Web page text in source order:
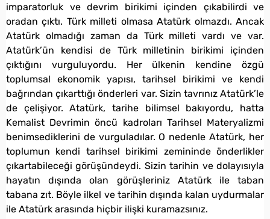
imparatorluk ve devrim birikimi içinden çıkabilirdi ve
oradan çıktı. Türk milleti olmasa Atatürk olmazdı. Ancak
Atatürk olmadığı zaman da Türk milleti vardı ve var.
Atatürk’ün kendisi de Türk milletinin birikimi içinden
çıktığını vurguluyordu. Her ülkenin kendine özgü
toplumsal ekonomik yapısı, tarihsel birikimi ve kendi
bağrından çıkarttığı önderleri var. Sizin tavrınız Atatürk’le
de çelişiyor. Atatürk, tarihe bilimsel bakıyordu, hatta
Kemalist Devrimin öncü kadroları Tarihsel Materyalizmi
benimsediklerini de vurguladılar. O nedenle Atatürk, her
toplumun kendi tarihsel birikimi zemininde önderlikler
çıkartabileceği görüşündeydi. Sizin tarihin ve dolayısıyla
hayatın dışında olan görüşleriniz Atatürk ile taban
tabana zıt. Böyle ilkel ve tarihin dışında kalan uydurmalar
ile Atatürk arasında hiçbir ilişki kuramazsınız.